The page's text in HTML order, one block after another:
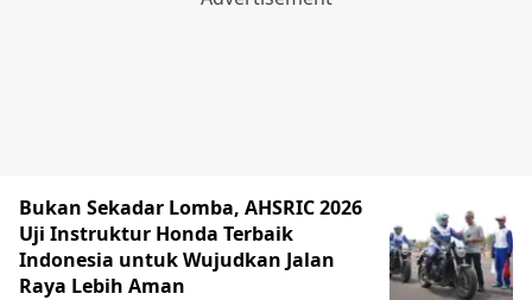
Bukan Sekadar Lomba, AHSRIC 2026
Uji Instruktur Honda Terbaik
Indonesia untuk Wujudkan Jalan
Raya Lebih Aman